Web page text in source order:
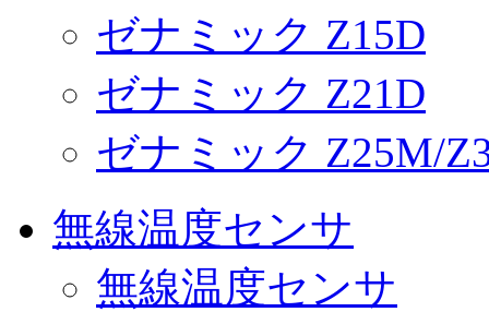
ゼナミック Z15D
ゼナミック Z21D
ゼナミック Z25M/
無線温度センサ
無線温度センサ